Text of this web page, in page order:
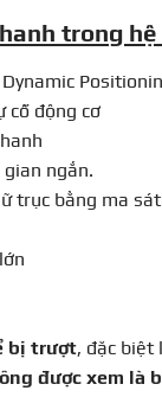
trong
cố động cơ
ngắn.
trục bằng ma
bị trượt, đặc biệt
được xem là